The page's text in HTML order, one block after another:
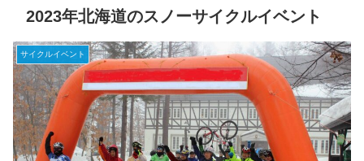
2023年北海道のスノーサイクルイベント
サイクルイベント